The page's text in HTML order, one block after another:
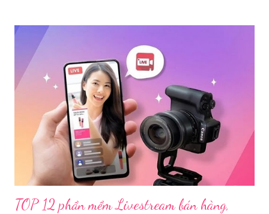
dụng điện thoại xuất hiện các hoạt động phát trực tiếp nội dung
nhạy cảm, có dấu hiệu vi phạm pháp luật. Ngay sau khi tiếp
nhận, đơn vị đã nhanh chóng tổ chức xác minh, thu thập dữ liệu
để làm rõ. Kết quả điều tra ban đầu xác định, Triệu Thị Dung
(sinh năm 1994), trú tại xã Phủ Thông, tỉnh Thái Nguyên, cùng
một số đối tượng khác đã tham gia tổ chức livestream nội dung
đồi trụy nhằm mục đích thu lợi. Các đối tượng liên quan gồm
TOP 12 phần mềm Livestream bán hàng,